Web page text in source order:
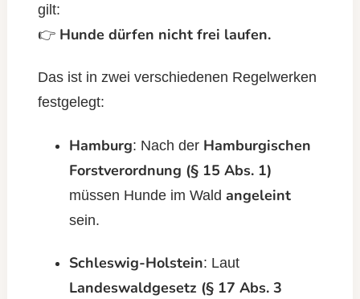
gilt:
👉 Hunde dürfen nicht frei laufen.
Das ist in zwei verschiedenen Regelwerken
festgelegt:
Hamburg: Nach der Hamburgischen
Forstverordnung (§ 15 Abs. 1)
müssen Hunde im Wald angeleint
sein.
Schleswig-Holstein: Laut
Landeswaldgesetz (§ 17 Abs. 3